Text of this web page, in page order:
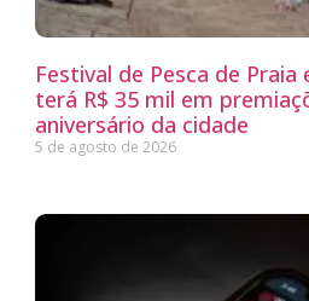
Festival de Pesca de
terá R$ 35 mil em
aniversário da cidade
5 de agosto de 2026